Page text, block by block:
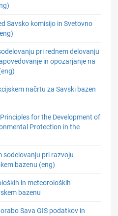
Savsko komisijo in Svetovno
pri rednem delovanju
in opozarjanje na
načrtu za Savski bazen
for the Development of
Protection in the
sodelovanju pri razvoju
bazenu (eng)
in meteoroloških
bazenu
Sava GIS podatkov in